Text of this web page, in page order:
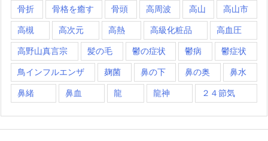
骨折 骨格を癒す 骨頭 高周波 高山 高山市
高槻 高次元 高熱 高級化粧品 高血圧
高野山真言宗 髪の毛 鬱の症状 鬱病 鬱症状
鳥インフルエンザ 麹菌 鼻の下 鼻の奥 鼻水
鼻緒 鼻血 龍 龍神 ２４節気